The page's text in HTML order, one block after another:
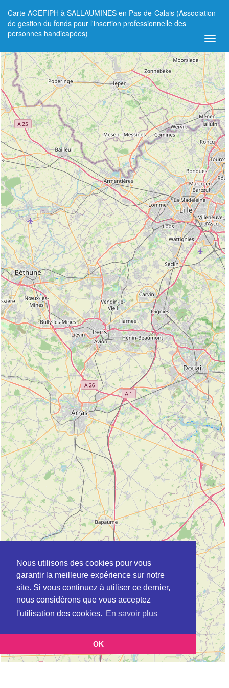
Nous utilisons des cookies pour vous
garantir la meilleure expérience sur notre
site. Si vous continuez à utiliser ce dernier,
nous considérons que vous acceptez
l'utilisation des cookies. En savoir plus
OK
Carte AGEFIPH à SALLAUMINES en Pas-de-Calais (Association
de gestion du fonds pour l'insertion professionnelle des
personnes handicapées)
+
−